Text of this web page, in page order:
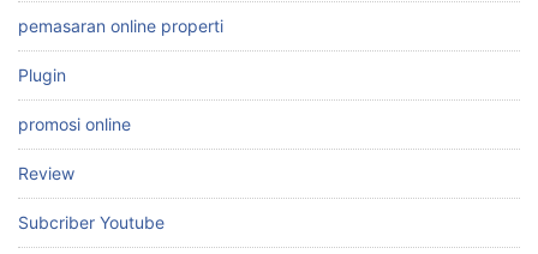
pemasaran online properti
Plugin
promosi online
Review
Subcriber Youtube